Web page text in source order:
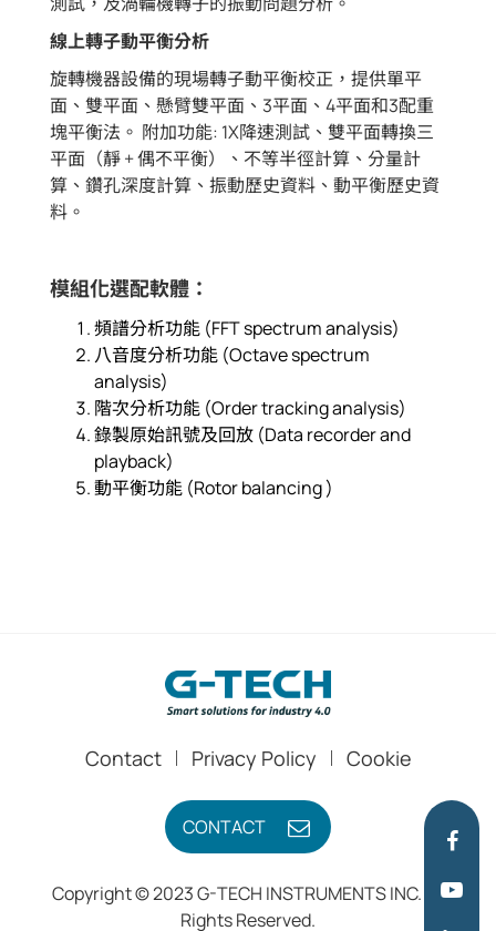
線上轉子動平衡分析
旋轉機器設備的現場轉子動平衡校正，提供單平
面、雙平面、懸臂雙平面、3平面、4平面和3配重
塊平衡法。 附加功能: 1X降速測試、雙平面轉換三
平面（靜 + 偶不平衡）、不等半徑計算、分量計
算、鑽孔深度計算、振動歷史資料、動平衡歷史資
料。
模組化選配軟體：
頻譜分析功能 (FFT spectrum analysis)
八音度分析功能 (Octave spectrum
analysis)
階次分析功能 (Order tracking analysis)
錄製原始訊號及回放 (Data recorder and
playback)
動平衡功能 (Rotor balancing )
Contact Privacy Policy Cookie
CONTACT
Copyright © 2023 G-TECH INSTRUMENTS INC. All
Rights Reserved.